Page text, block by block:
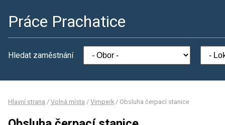
Práce Prachatice
Hledat zaměstnání
Hlavní strana / Volná místa / Vimperk / Obsluha čerpací stanice